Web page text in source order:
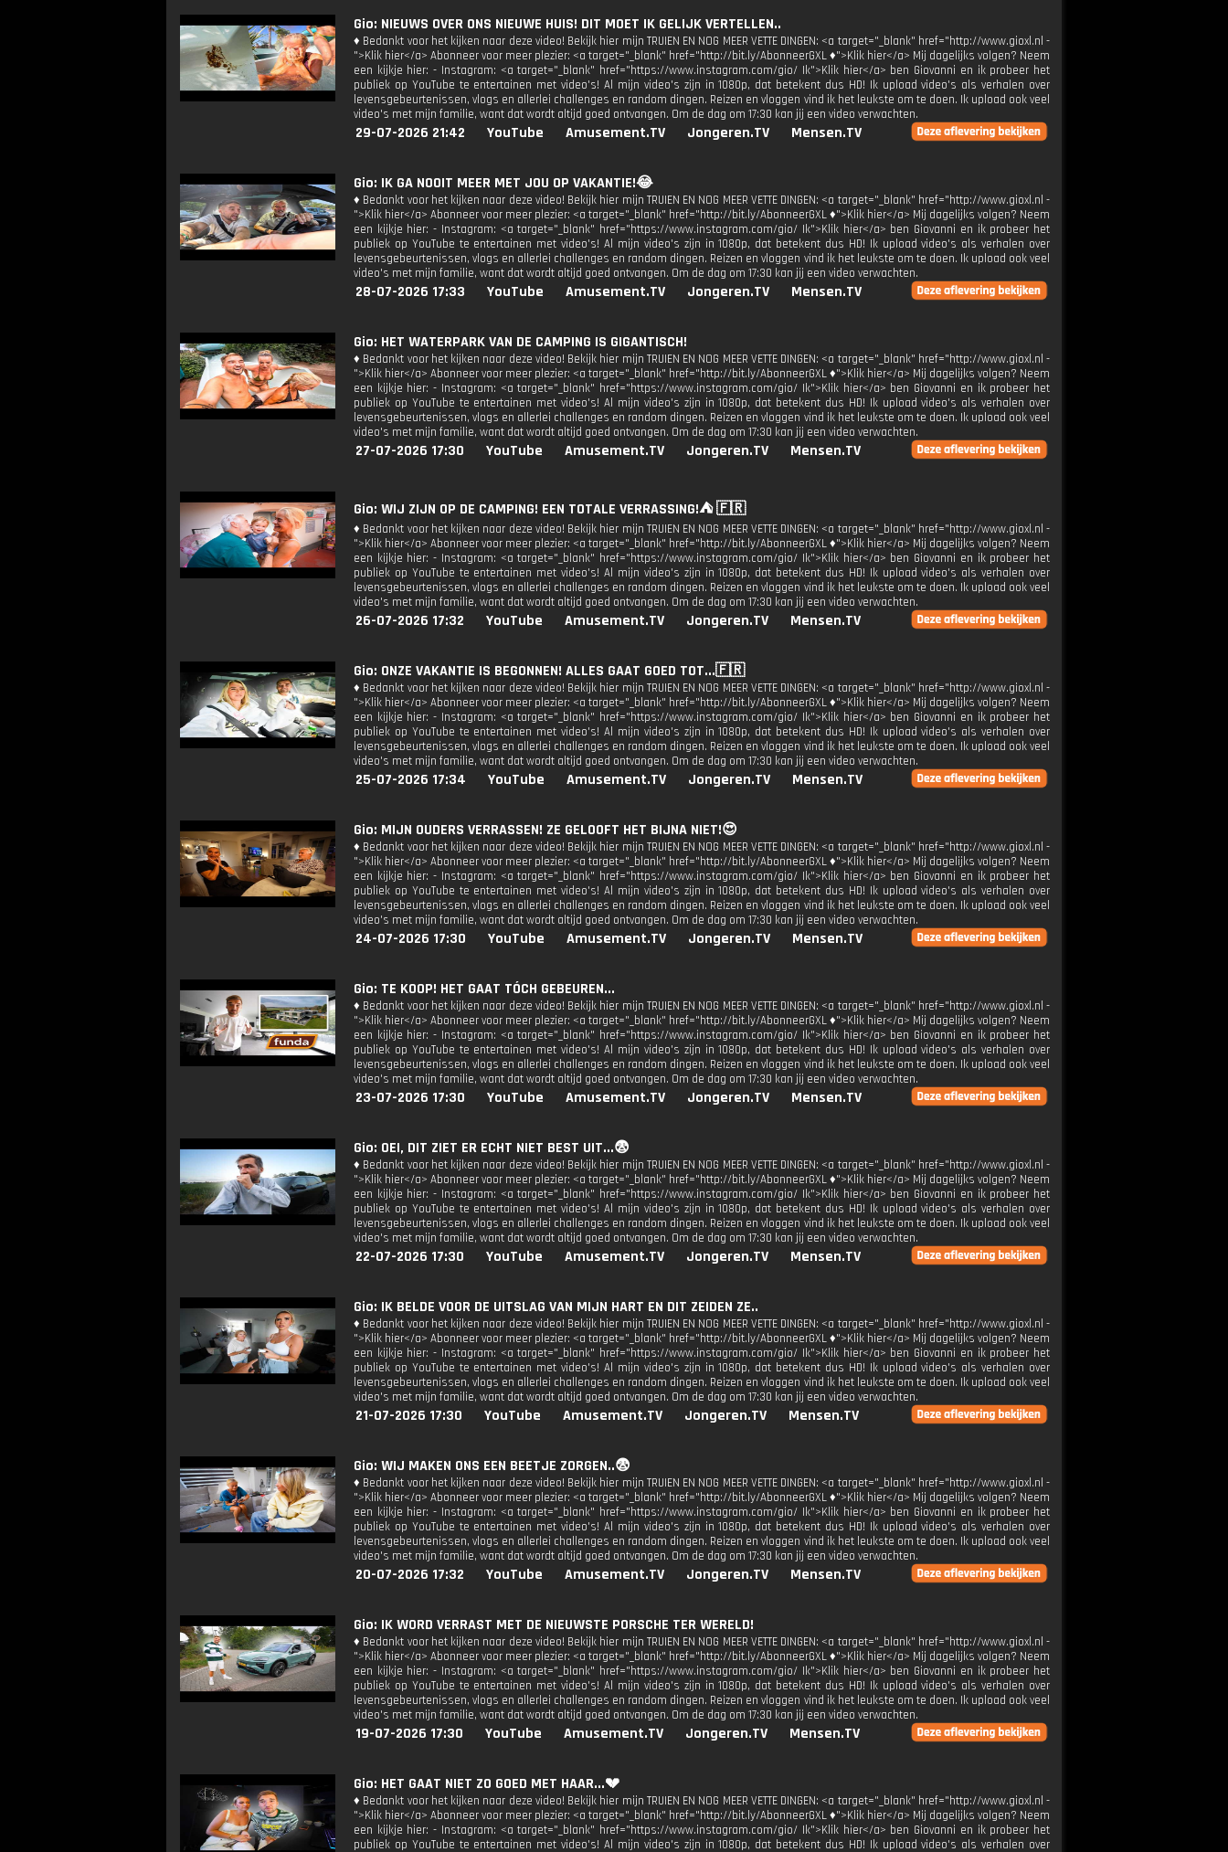
Gio: NIEUWS OVER ONS NIEUWE HUIS! DIT MOET IK GELIJK VERTELLEN..
♦ Bedankt voor het kijken naar deze video! Bekijk hier mijn TRUIEN EN NOG MEER VETTE DINGEN: <a target="_blank" href="http://www.gioxl.nl -
">Klik hier</a> Abonneer voor meer plezier: <a target="_blank" href="http://bit.ly/AbonneerGXL ♦">Klik hier</a> Mij dagelijks volgen? Neem
een kijkje hier: - Instagram: <a target="_blank" href="https://www.instagram.com/gio/ Ik">Klik hier</a> ben Giovanni en ik probeer het
publiek op YouTube te entertainen met video's! Al mijn video's zijn in 1080p, dat betekent dus HD! Ik upload video's als verhalen over
levensgebeurtenissen, vlogs en allerlei challenges en random dingen. Reizen en vloggen vind ik het leukste om te doen. Ik upload ook veel
video's met mijn familie, want dat wordt altijd goed ontvangen. Om de dag om 17:30 kan jij een video verwachten.
29-07-2026 21:42 YouTube Amusement.TV Jongeren.TV Mensen.TV
Gio: IK GA NOOIT MEER MET JOU OP VAKANTIE!😂
♦ Bedankt voor het kijken naar deze video! Bekijk hier mijn TRUIEN EN NOG MEER VETTE DINGEN: <a target="_blank" href="http://www.gioxl.nl -
">Klik hier</a> Abonneer voor meer plezier: <a target="_blank" href="http://bit.ly/AbonneerGXL ♦">Klik hier</a> Mij dagelijks volgen? Neem
een kijkje hier: - Instagram: <a target="_blank" href="https://www.instagram.com/gio/ Ik">Klik hier</a> ben Giovanni en ik probeer het
publiek op YouTube te entertainen met video's! Al mijn video's zijn in 1080p, dat betekent dus HD! Ik upload video's als verhalen over
levensgebeurtenissen, vlogs en allerlei challenges en random dingen. Reizen en vloggen vind ik het leukste om te doen. Ik upload ook veel
video's met mijn familie, want dat wordt altijd goed ontvangen. Om de dag om 17:30 kan jij een video verwachten.
28-07-2026 17:33 YouTube Amusement.TV Jongeren.TV Mensen.TV
Gio: HET WATERPARK VAN DE CAMPING IS GIGANTISCH!
♦ Bedankt voor het kijken naar deze video! Bekijk hier mijn TRUIEN EN NOG MEER VETTE DINGEN: <a target="_blank" href="http://www.gioxl.nl -
">Klik hier</a> Abonneer voor meer plezier: <a target="_blank" href="http://bit.ly/AbonneerGXL ♦">Klik hier</a> Mij dagelijks volgen? Neem
een kijkje hier: - Instagram: <a target="_blank" href="https://www.instagram.com/gio/ Ik">Klik hier</a> ben Giovanni en ik probeer het
publiek op YouTube te entertainen met video's! Al mijn video's zijn in 1080p, dat betekent dus HD! Ik upload video's als verhalen over
levensgebeurtenissen, vlogs en allerlei challenges en random dingen. Reizen en vloggen vind ik het leukste om te doen. Ik upload ook veel
video's met mijn familie, want dat wordt altijd goed ontvangen. Om de dag om 17:30 kan jij een video verwachten.
27-07-2026 17:30 YouTube Amusement.TV Jongeren.TV Mensen.TV
Gio: WIJ ZIJN OP DE CAMPING! EEN TOTALE VERRASSING!⛺️ 🇫🇷
♦ Bedankt voor het kijken naar deze video! Bekijk hier mijn TRUIEN EN NOG MEER VETTE DINGEN: <a target="_blank" href="http://www.gioxl.nl -
">Klik hier</a> Abonneer voor meer plezier: <a target="_blank" href="http://bit.ly/AbonneerGXL ♦">Klik hier</a> Mij dagelijks volgen? Neem
een kijkje hier: - Instagram: <a target="_blank" href="https://www.instagram.com/gio/ Ik">Klik hier</a> ben Giovanni en ik probeer het
publiek op YouTube te entertainen met video's! Al mijn video's zijn in 1080p, dat betekent dus HD! Ik upload video's als verhalen over
levensgebeurtenissen, vlogs en allerlei challenges en random dingen. Reizen en vloggen vind ik het leukste om te doen. Ik upload ook veel
video's met mijn familie, want dat wordt altijd goed ontvangen. Om de dag om 17:30 kan jij een video verwachten.
26-07-2026 17:32 YouTube Amusement.TV Jongeren.TV Mensen.TV
Gio: ONZE VAKANTIE IS BEGONNEN! ALLES GAAT GOED TOT...🇫🇷
♦ Bedankt voor het kijken naar deze video! Bekijk hier mijn TRUIEN EN NOG MEER VETTE DINGEN: <a target="_blank" href="http://www.gioxl.nl -
">Klik hier</a> Abonneer voor meer plezier: <a target="_blank" href="http://bit.ly/AbonneerGXL ♦">Klik hier</a> Mij dagelijks volgen? Neem
een kijkje hier: - Instagram: <a target="_blank" href="https://www.instagram.com/gio/ Ik">Klik hier</a> ben Giovanni en ik probeer het
publiek op YouTube te entertainen met video's! Al mijn video's zijn in 1080p, dat betekent dus HD! Ik upload video's als verhalen over
levensgebeurtenissen, vlogs en allerlei challenges en random dingen. Reizen en vloggen vind ik het leukste om te doen. Ik upload ook veel
video's met mijn familie, want dat wordt altijd goed ontvangen. Om de dag om 17:30 kan jij een video verwachten.
25-07-2026 17:34 YouTube Amusement.TV Jongeren.TV Mensen.TV
Gio: MIJN OUDERS VERRASSEN! ZE GELOOFT HET BIJNA NIET!😍
♦ Bedankt voor het kijken naar deze video! Bekijk hier mijn TRUIEN EN NOG MEER VETTE DINGEN: <a target="_blank" href="http://www.gioxl.nl -
">Klik hier</a> Abonneer voor meer plezier: <a target="_blank" href="http://bit.ly/AbonneerGXL ♦">Klik hier</a> Mij dagelijks volgen? Neem
een kijkje hier: - Instagram: <a target="_blank" href="https://www.instagram.com/gio/ Ik">Klik hier</a> ben Giovanni en ik probeer het
publiek op YouTube te entertainen met video's! Al mijn video's zijn in 1080p, dat betekent dus HD! Ik upload video's als verhalen over
levensgebeurtenissen, vlogs en allerlei challenges en random dingen. Reizen en vloggen vind ik het leukste om te doen. Ik upload ook veel
video's met mijn familie, want dat wordt altijd goed ontvangen. Om de dag om 17:30 kan jij een video verwachten.
24-07-2026 17:30 YouTube Amusement.TV Jongeren.TV Mensen.TV
Gio: TE KOOP! HET GAAT TÓCH GEBEUREN...
♦ Bedankt voor het kijken naar deze video! Bekijk hier mijn TRUIEN EN NOG MEER VETTE DINGEN: <a target="_blank" href="http://www.gioxl.nl -
">Klik hier</a> Abonneer voor meer plezier: <a target="_blank" href="http://bit.ly/AbonneerGXL ♦">Klik hier</a> Mij dagelijks volgen? Neem
een kijkje hier: - Instagram: <a target="_blank" href="https://www.instagram.com/gio/ Ik">Klik hier</a> ben Giovanni en ik probeer het
publiek op YouTube te entertainen met video's! Al mijn video's zijn in 1080p, dat betekent dus HD! Ik upload video's als verhalen over
levensgebeurtenissen, vlogs en allerlei challenges en random dingen. Reizen en vloggen vind ik het leukste om te doen. Ik upload ook veel
video's met mijn familie, want dat wordt altijd goed ontvangen. Om de dag om 17:30 kan jij een video verwachten.
23-07-2026 17:30 YouTube Amusement.TV Jongeren.TV Mensen.TV
Gio: OEI, DIT ZIET ER ECHT NIET BEST UIT...😨
♦ Bedankt voor het kijken naar deze video! Bekijk hier mijn TRUIEN EN NOG MEER VETTE DINGEN: <a target="_blank" href="http://www.gioxl.nl -
">Klik hier</a> Abonneer voor meer plezier: <a target="_blank" href="http://bit.ly/AbonneerGXL ♦">Klik hier</a> Mij dagelijks volgen? Neem
een kijkje hier: - Instagram: <a target="_blank" href="https://www.instagram.com/gio/ Ik">Klik hier</a> ben Giovanni en ik probeer het
publiek op YouTube te entertainen met video's! Al mijn video's zijn in 1080p, dat betekent dus HD! Ik upload video's als verhalen over
levensgebeurtenissen, vlogs en allerlei challenges en random dingen. Reizen en vloggen vind ik het leukste om te doen. Ik upload ook veel
video's met mijn familie, want dat wordt altijd goed ontvangen. Om de dag om 17:30 kan jij een video verwachten.
22-07-2026 17:30 YouTube Amusement.TV Jongeren.TV Mensen.TV
Gio: IK BELDE VOOR DE UITSLAG VAN MIJN HART EN DIT ZEIDEN ZE..
♦ Bedankt voor het kijken naar deze video! Bekijk hier mijn TRUIEN EN NOG MEER VETTE DINGEN: <a target="_blank" href="http://www.gioxl.nl -
">Klik hier</a> Abonneer voor meer plezier: <a target="_blank" href="http://bit.ly/AbonneerGXL ♦">Klik hier</a> Mij dagelijks volgen? Neem
een kijkje hier: - Instagram: <a target="_blank" href="https://www.instagram.com/gio/ Ik">Klik hier</a> ben Giovanni en ik probeer het
publiek op YouTube te entertainen met video's! Al mijn video's zijn in 1080p, dat betekent dus HD! Ik upload video's als verhalen over
levensgebeurtenissen, vlogs en allerlei challenges en random dingen. Reizen en vloggen vind ik het leukste om te doen. Ik upload ook veel
video's met mijn familie, want dat wordt altijd goed ontvangen. Om de dag om 17:30 kan jij een video verwachten.
21-07-2026 17:30 YouTube Amusement.TV Jongeren.TV Mensen.TV
Gio: WIJ MAKEN ONS EEN BEETJE ZORGEN..😨
♦ Bedankt voor het kijken naar deze video! Bekijk hier mijn TRUIEN EN NOG MEER VETTE DINGEN: <a target="_blank" href="http://www.gioxl.nl -
">Klik hier</a> Abonneer voor meer plezier: <a target="_blank" href="http://bit.ly/AbonneerGXL ♦">Klik hier</a> Mij dagelijks volgen? Neem
een kijkje hier: - Instagram: <a target="_blank" href="https://www.instagram.com/gio/ Ik">Klik hier</a> ben Giovanni en ik probeer het
publiek op YouTube te entertainen met video's! Al mijn video's zijn in 1080p, dat betekent dus HD! Ik upload video's als verhalen over
levensgebeurtenissen, vlogs en allerlei challenges en random dingen. Reizen en vloggen vind ik het leukste om te doen. Ik upload ook veel
video's met mijn familie, want dat wordt altijd goed ontvangen. Om de dag om 17:30 kan jij een video verwachten.
20-07-2026 17:32 YouTube Amusement.TV Jongeren.TV Mensen.TV
Gio: IK WORD VERRAST MET DE NIEUWSTE PORSCHE TER WERELD!
♦ Bedankt voor het kijken naar deze video! Bekijk hier mijn TRUIEN EN NOG MEER VETTE DINGEN: <a target="_blank" href="http://www.gioxl.nl -
">Klik hier</a> Abonneer voor meer plezier: <a target="_blank" href="http://bit.ly/AbonneerGXL ♦">Klik hier</a> Mij dagelijks volgen? Neem
een kijkje hier: - Instagram: <a target="_blank" href="https://www.instagram.com/gio/ Ik">Klik hier</a> ben Giovanni en ik probeer het
publiek op YouTube te entertainen met video's! Al mijn video's zijn in 1080p, dat betekent dus HD! Ik upload video's als verhalen over
levensgebeurtenissen, vlogs en allerlei challenges en random dingen. Reizen en vloggen vind ik het leukste om te doen. Ik upload ook veel
video's met mijn familie, want dat wordt altijd goed ontvangen. Om de dag om 17:30 kan jij een video verwachten.
19-07-2026 17:30 YouTube Amusement.TV Jongeren.TV Mensen.TV
Gio: HET GAAT NIET ZO GOED MET HAAR...💔
♦ Bedankt voor het kijken naar deze video! Bekijk hier mijn TRUIEN EN NOG MEER VETTE DINGEN: <a target="_blank" href="http://www.gioxl.nl -
">Klik hier</a> Abonneer voor meer plezier: <a target="_blank" href="http://bit.ly/AbonneerGXL ♦">Klik hier</a> Mij dagelijks volgen? Neem
een kijkje hier: - Instagram: <a target="_blank" href="https://www.instagram.com/gio/ Ik">Klik hier</a> ben Giovanni en ik probeer het
publiek op YouTube te entertainen met video's! Al mijn video's zijn in 1080p, dat betekent dus HD! Ik upload video's als verhalen over